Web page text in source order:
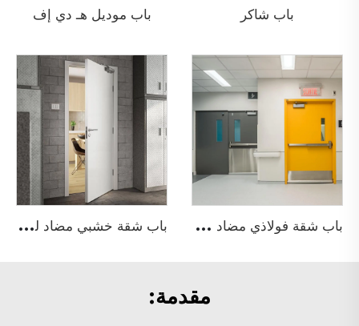
باب شاكر باب موديل هـ دي إف
ب
اب شقة فولاذي مضاد للحريق ب
اب شقة خشبي مضاد للحريق
مقدمة: